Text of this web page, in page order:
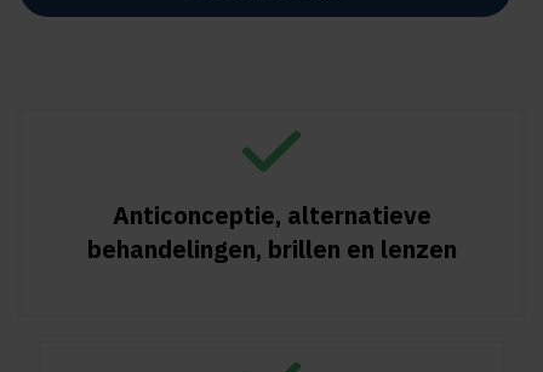
Anticonceptie, alternatieve
behandelingen, brillen en lenzen